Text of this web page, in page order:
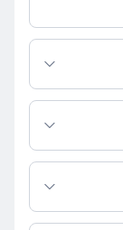
با دندانپزشک
تماس بگیرید.
علی پلچی به شرح زیر
گازرسانی ،روبروی کوچه ی